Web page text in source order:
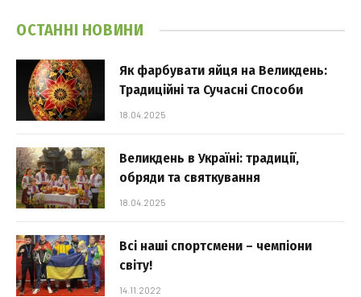
ОСТАННІ НОВИНИ
Як фарбувати яйця на Великдень:
Традиційні та Сучасні Способи
18.04.2025
Великдень в Україні: традиції,
обряди та святкування
18.04.2025
Всі наші спортсмени – чемпіони
світу!
14.11.2022